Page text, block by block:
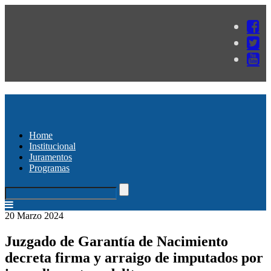
Home
Institucional
Juramentos
Programas
20 Marzo 2024
Juzgado de Garantía de Nacimiento
decreta firma y arraigo de imputados por